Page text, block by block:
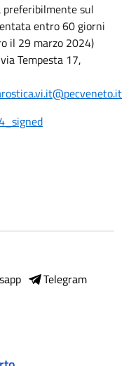
preferibilmente sul
entro 60 giorni
il 29 marzo 2024)
Tempesta 17,
Telegram